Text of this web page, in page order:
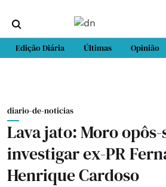
Edição Diária Últimas Opinião
diario-de-noticias
Lava jato: Moro opôs-
investigar ex-PR
Henrique Cardoso